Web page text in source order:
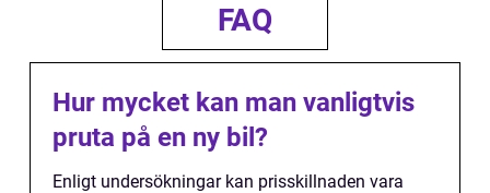
FAQ
Hur mycket kan man vanligtvis
pruta på en ny bil?
Enligt undersökningar kan prisskillnaden vara